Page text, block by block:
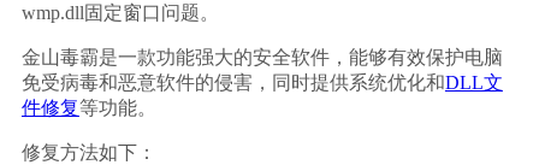
wmp.dll固定窗口问题。
金山毒霸是一款功能强大的安全软件，能够有效保护电脑
免受病毒和恶意软件的侵害，同时提供系统优化和DLL文
件修复等功能。
修复方法如下：